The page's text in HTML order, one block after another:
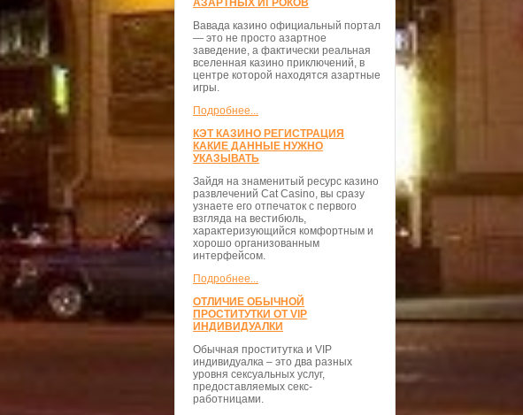
АЗАРТНЫХ ИГРОКОВ
Вавада казино официальный портал
— это не просто азартное
заведение, а фактически реальная
вселенная казино приключений, в
центре которой находятся азартные
игры.
Подробнее...
КЭТ КАЗИНО РЕГИСТРАЦИЯ
КАКИЕ ДАННЫЕ НУЖНО
УКАЗЫВАТЬ
Зайдя на знаменитый ресурс казино
развлечений Cat Casino, вы сразу
узнаете его отпечаток с первого
взгляда на вестибюль,
характеризующийся комфортным и
хорошо организованным
интерфейсом.
Подробнее...
ОТЛИЧИЕ ОБЫЧНОЙ
ПРОСТИТУТКИ ОТ VIP
ИНДИВИДУАЛКИ
Обычная проститутка и VIP
индивидуалка – это два разных
уровня сексуальных услуг,
предоставляемых секс-
работницами.